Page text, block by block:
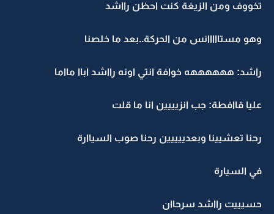
تخووف ومن الزيغة كنت احظن رااشد
وهو مستااااانس من الحركة..بعد ما خلصنا
راشد: ههههههه خوافة انتي اونه رااشد اباا مااما
عليا قاافطة: جب انزيييين انا ما قلت
رحنا تعشيينا وبعدييييين رحنا صوب السياارة
في السيارة
حسيييت رااشد سرحاان